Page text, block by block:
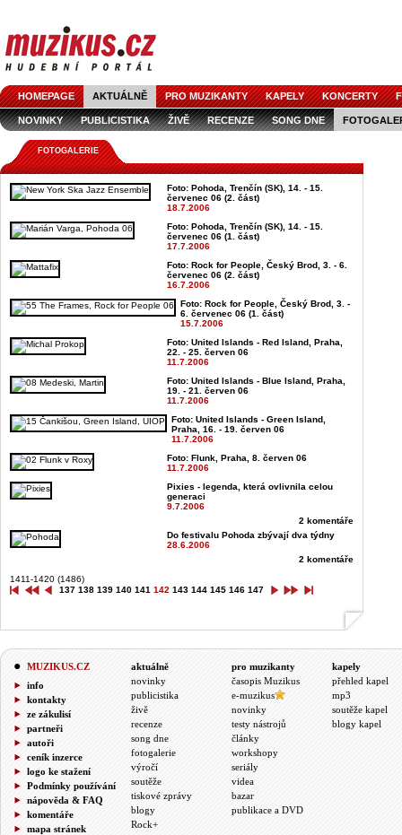
HOMEPAGE AKTUÁLNĚ PRO MUZIKANTY KAPELY KONCERTY
NOVINKY PUBLICISTIKA ŽIVĚ RECENZE SONG DNE
FOTOGALERIE
Foto: Pohoda, Trenčín (SK), 14. - 15.
červenec 06 (2. část)
18.7.2006
Foto: Pohoda, Trenčín (SK), 14. - 15.
červenec 06 (1. část)
17.7.2006
Foto: Rock for People, Český Brod, 3. - 6.
červenec 06 (2. část)
16.7.2006
Foto: Rock for People, Český Brod, 3. -
6. červenec 06 (1. část)
15.7.2006
Foto: United Islands - Red Island, Praha,
22. - 25. červen 06
11.7.2006
Foto: United Islands - Blue Island, Praha,
19. - 21. červen 06
11.7.2006
Foto: United Islands - Green Island,
Praha, 16. - 19. červen 06
11.7.2006
Foto: Flunk, Praha, 8. červen 06
11.7.2006
Pixies - legenda, která ovlivnila celou
generaci
9.7.2006
2 komentáře
Do festivalu Pohoda zbývají dva týdny
28.6.2006
2 komentáře
1411-1420 (1486)
137 138 139 140 141 142 143 144 145 146 147
MUZIKUS.CZ
info
kontakty
ze zákulisí
partneři
autoři
ceník inzerce
logo ke stažení
Podmínky používání
nápověda & FAQ
komentáře
mapa stránek
aktuálně
novinky
publicistika
živě
recenze
song dne
fotogalerie
výročí
soutěže
tiskové zprávy
blogy
Rock+
pro muzikanty
časopis Muzikus
e-muzikus
novinky
testy nástrojů
články
workshopy
seriály
videa
bazar
publikace a DVD
kapely
přehled kapel
mp3
soutěže kapel
blogy kapel